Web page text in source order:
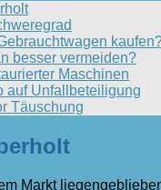
besser vermeiden?
Maschinen
auf Unfallbeteiligung
Täuschung
Markt